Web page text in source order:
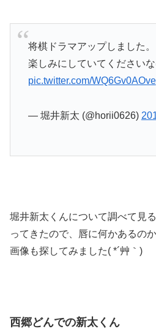
将棋ドラマアップしました。
楽しみにしていてください
pic.twitter.com/WQ6Gv0AOve
— 堀井新太 (@horii0626)
堀井新太くんについて調べて見
ってきたので、唇に何かあるの
画像も探してみました( *´艸｀)
西郷どんでの新太くん